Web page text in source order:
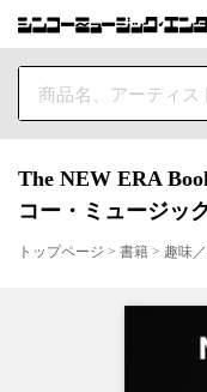
The NEW ERA
コー・ミュージッ
トップページ > 書籍 > 趣味